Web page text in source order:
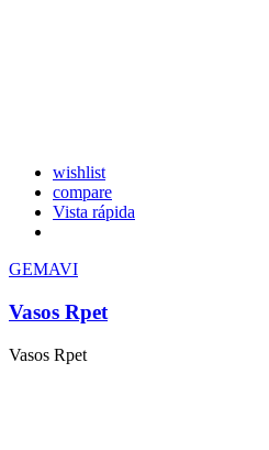
wishlist
compare
Vista rápida
GEMAVI
Vasos Rpet
Vasos Rpet